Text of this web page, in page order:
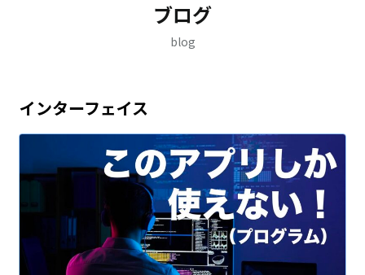
ブログ
blog
インターフェイス